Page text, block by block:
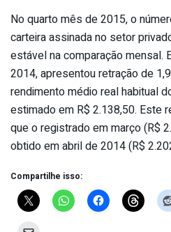
No quarto mês de 2015, o
carteira assinada no setor
estável na comparação mensal.
2014, apresentou retração de
rendimento médio real habitual
estimado em R$ 2.138,50. Este
que o registrado em março (R$
obtido em abril de 2014 (R$
Compartilhe isso: